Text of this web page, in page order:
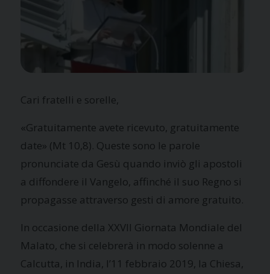
Cari fratelli e sorelle,
«Gratuitamente avete ricevuto, gratuitamente
date» (Mt 10,8). Queste sono le parole
pronunciate da Gesù quando inviò gli apostoli
a diffondere il Vangelo, affinché il suo Regno si
propagasse attraverso gesti di amore gratuito.
In occasione della XXVII Giornata Mondiale del
Malato, che si celebrerà in modo solenne a
Calcutta, in India, l’11 febbraio 2019, la Chiesa,